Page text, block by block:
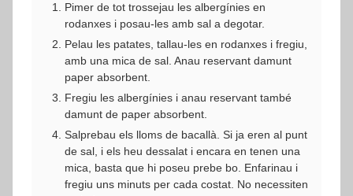
Pimer de tot trossejau les albergínies en
rodanxes i posau-les amb sal a degotar.
Pelau les patates, tallau-les en rodanxes i fregiu,
amb una mica de sal. Anau reservant damunt
paper absorbent.
Fregiu les albergínies i anau reservant també
damunt de paper absorbent.
Salprebau els lloms de bacallà. Si ja eren al punt
de sal, i els heu dessalat i encara en tenen una
mica, basta que hi poseu prebe bo. Enfarinau i
fregiu uns minuts per cada costat. No necessiten